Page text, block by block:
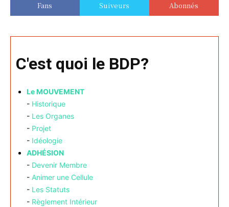
Fans Suiveurs Abonnés
C'est quoi le BDP?
Le MOUVEMENT
- Historique
- Les Organes
- Projet
- Idéologie
ADHÉSION
- Devenir Membre
- Animer une Cellule
- Les Statuts
- Règlement Intérieur